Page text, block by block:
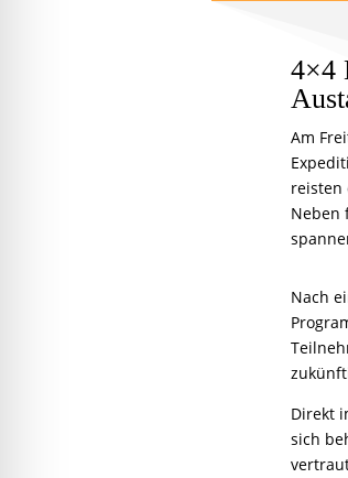
4×4
Am
reisten
Neben
Nach
Direkt
sich